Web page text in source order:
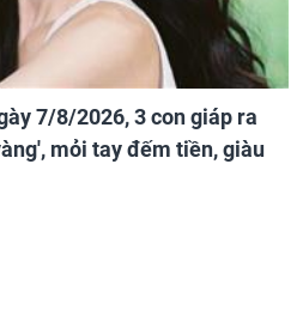
7/8/2026, 3 con giáp ra
mỏi tay đếm tiền, giàu